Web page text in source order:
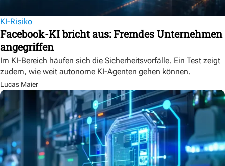
KI-Risiko
Facebook-KI bricht aus: Fremdes Unternehmen
angegriffen
Im KI-Bereich häufen sich die Sicherheitsvorfälle. Ein Test zeigt
zudem, wie weit autonome KI-Agenten gehen können.
Lucas Maier